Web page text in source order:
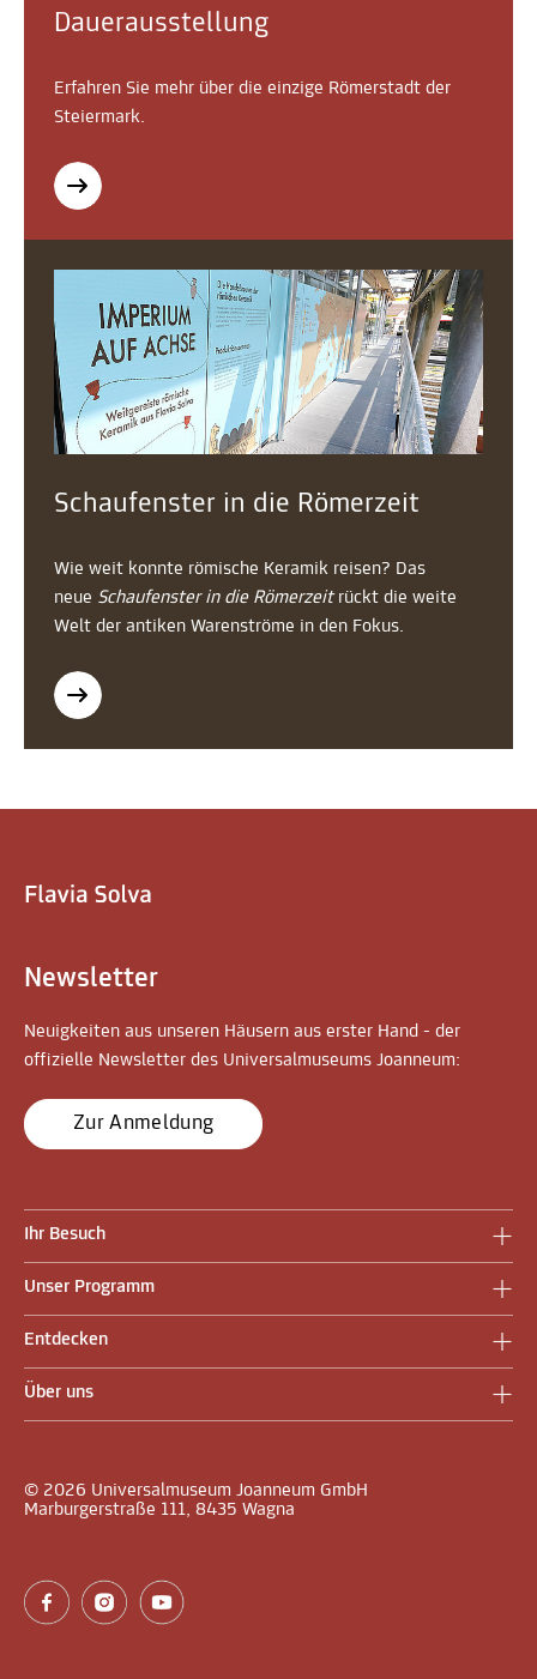
Dauerausstellung
Erfahren Sie mehr über die einzige Römerstadt der
Steiermark.
Schaufenster in die Römerzeit
Wie weit konnte römische Keramik reisen? Das
neue Schaufenster in die Römerzeitrückt die weite
Welt der antiken Warenströme in den Fokus.
Newsletter
Neuigkeiten aus unseren Häusern aus erster Hand - der
offizielle Newsletter des Universalmuseums Joanneum:
Zur Anmeldung
Ihr Besuch
Unser Programm
Entdecken
Über uns
© 2026 Universalmuseum Joanneum GmbH
Marburgerstraße 111, 8435 Wagna